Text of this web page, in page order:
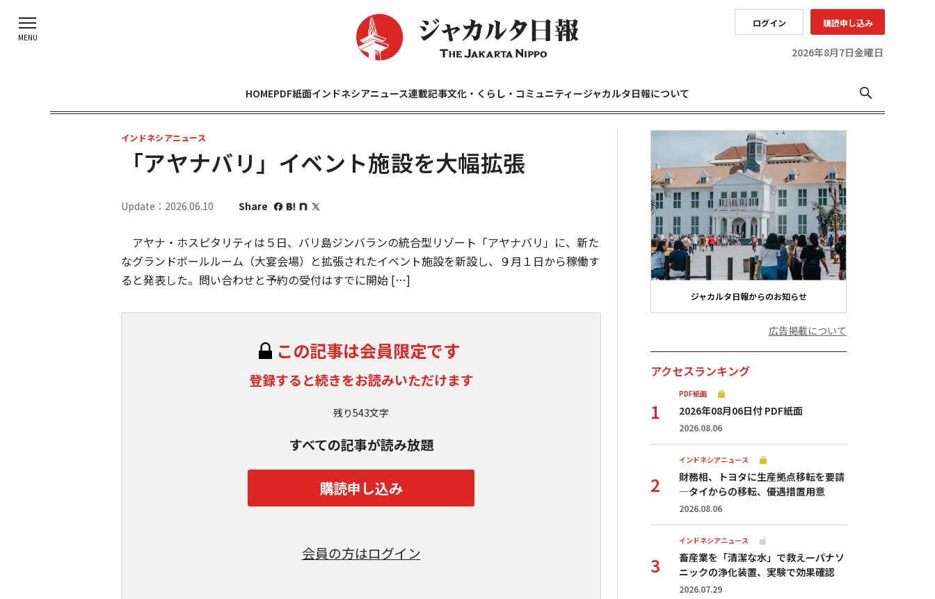
ログイン 購読申し込み
2026年8月7日金曜日
HOMEPDF紙面インドネシアニュース連載記事文化・くらし・コミュニティージャカルタ日報について
インドネシアニュース
「アヤナバリ」イベント施設を大幅拡張
Update：2026.06.10 Share
アヤナ・ホスピタリティは５日、バリ島ジンバランの統合型リゾート「アヤナバリ」に、新た
なグランドボールルーム（大宴会場）と拡張されたイベント施設を新設し、９月１日から稼働す
ると発表した。問い合わせと予約の受付はすでに開始 […]
この記事は会員限定です
登録すると続きをお読みいただけます
残り543文字
すべての記事が読み放題
購読申し込み
会員の方はログイン
ジャカルタ日報からのお知らせ
広告掲載について
アクセスランキング
PDF紙面
2026年08月06日付 PDF紙面
2026.08.06
インドネシアニュース
財務相、トヨタに生産拠点移転を要請
—タイからの移転、優遇措置用意
2026.08.06
インドネシアニュース
畜産業を「清潔な水」で救えーパナソ
ニックの浄化装置、実験で効果確認
2026.07.29